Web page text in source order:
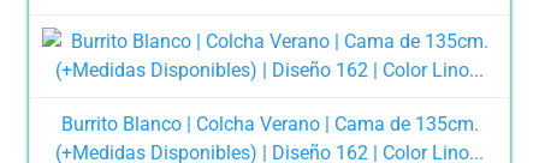
Burrito Blanco | Colcha Verano | Cama de 135cm.
(+Medidas Disponibles) | Diseño 162 | Color Lino...